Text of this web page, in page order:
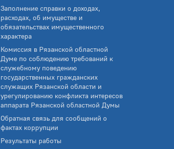
Заполнение справки о доходах,
расходах, об имуществе и
обязательствах имущественного
характера
Комиссия в Рязанской областной
Думе по соблюдению требований к
служебному поведению
государственных гражданских
служащих Рязанской области и
урегулированию конфликта интересов
аппарата Рязанской областной Думы
Обратная связь для сообщений о
фактах коррупции
Результаты работы